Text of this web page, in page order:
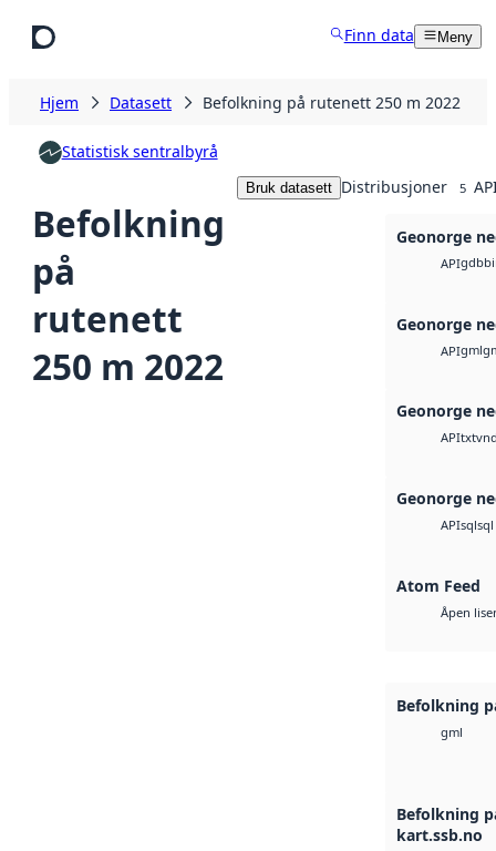
Finn data Meny
Hjem Datasett Befolkning på rutenett 250 m 2022
Statistisk sentralbyrå
Befolkning
på
rutenett
250 m 2022
Bruk datasett Distribusjoner 5
Geonorge
APIgdb
Geonorge
APIgml
Geonorge
APItxt
Geonorge
APIsqlsql
Atom Feed
Åpen
Befolkning
gml
Befolkning
kart.ssb.no